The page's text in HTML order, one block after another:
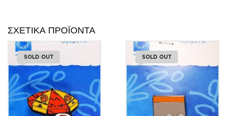
ΣΧΕΤΙΚΆ ΠΡΟΪΌΝΤΑ
SOLD OUT SOLD OUT